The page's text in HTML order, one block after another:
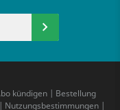
kündigen| Bestellung
| Nutzungsbestimmungen |